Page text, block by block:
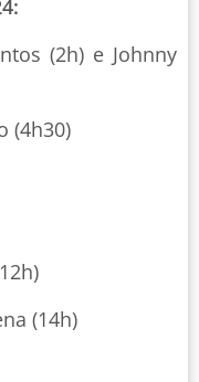
(2h) e Johnny
(4h30)
(14h)